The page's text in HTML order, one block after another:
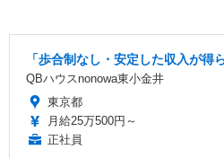
「歩合制なし・安定した収入が
QBハウスnonowa東小金井
東京都
月給25万500円～
正社員